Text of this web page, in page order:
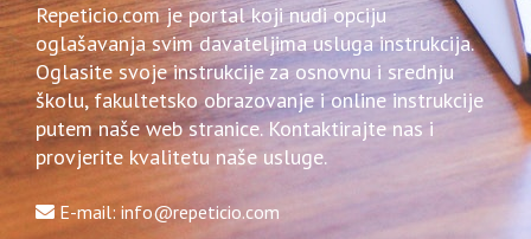
Repeticio.com je portal koji nudi opciju
oglašavanja svim davateljima usluga instrukcija.
Oglasite svoje instrukcije za osnovnu i srednju
školu, fakultetsko obrazovanje i online instrukcije
putem naše web stranice. Kontaktirajte nas i
provjerite kvalitetu naše usluge.
E-mail: info@repeticio.com